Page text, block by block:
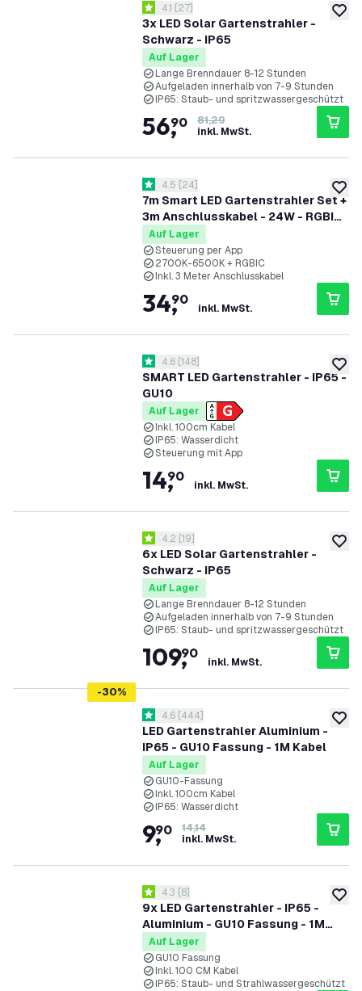
zur
3x LED Solar Gartenstrahler -
Schwarz - IP65
Bewertungsbereich öffnen
4.1 Bewertungssterne
4.1 [27]
Auf Lager
Lange Brenndauer 8-12 Stunden
Aufgeladen innerhalb von 7-9 Stunden
IP65: Staub- und spritzwassergeschützt
56,
90
81,29
inkl. MwSt.
zur
7m Smart LED Gartenstrahler Set +
3m Anschlusskabel - 24W - RGBIC
- IP65 - Verknüpfbar - Plug & Play
Bewertungsbereich öffnen
4.5 Bewertungssterne
4.5 [24]
Auf Lager
Steuerung per App
2700K-6500K + RGBIC
Inkl. 3 Meter Anschlusskabel
34,
90
inkl. MwSt.
zur
SMART LED Gartenstrahler - IP65 -
GU10
Bewertungsbereich öffnen
4.6 Bewertungssterne
4.6 [148]
Auf Lager
Inkl. 100cm Kabel
IP65: Wasserdicht
Steuerung mit App
14,
90
inkl. MwSt.
zur
6x LED Solar Gartenstrahler -
Schwarz - IP65
Bewertungsbereich öffnen
4.2 Bewertungssterne
4.2 [19]
Auf Lager
Lange Brenndauer 8-12 Stunden
Aufgeladen innerhalb von 7-9 Stunden
IP65: Staub- und spritzwassergeschützt
109,
90
inkl. MwSt.
zur
-30%
LED Gartenstrahler Aluminium -
IP65 - GU10 Fassung - 1M Kabel
Bewertungsbereich öffnen
4.6 Bewertungssterne
4.6 [444]
Auf Lager
GU10-Fassung
Inkl. 100cm Kabel
IP65: Wasserdicht
9,
90
14,14
inkl. MwSt.
zur
9x LED Gartenstrahler - IP65 -
Aluminium - GU10 Fassung - 1M
Kabel - Anthrazit
Bewertungsbereich öffnen
4.3 Bewertungssterne
4.3 [8]
Auf Lager
GU10 Fassung
Inkl. 100 CM Kabel
IP65: Staub- und Strahlwassergeschützt